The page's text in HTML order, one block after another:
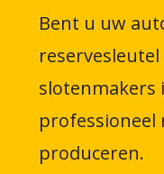
Bent u uw
slotenmakers
professioneel
produceren.